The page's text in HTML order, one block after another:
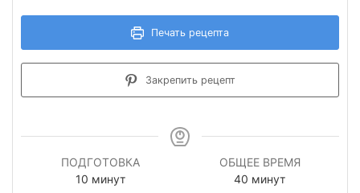
Печать рецепта
Закрепить рецепт
ПОДГОТОВКА
10 минуты
минут
ОБЩЕЕ ВРЕМЯ
40 минуты
минут